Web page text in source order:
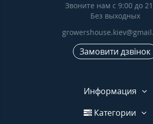
Звоните нам с 9:00 до
Без выходных
Замовити дзвінок
Информация
Категории